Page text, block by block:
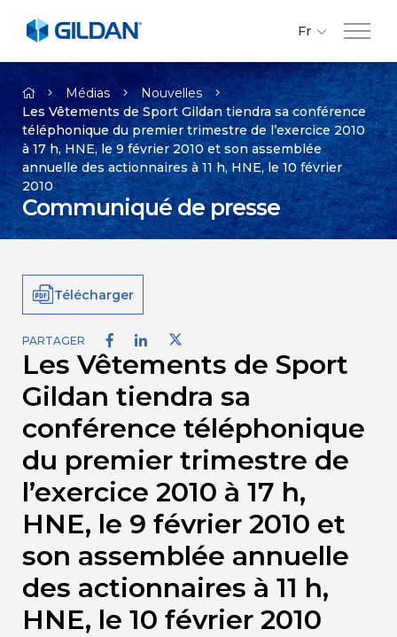
Compagnie
Marques
Investisseurs
Médias
Carrières
Contact
Page d’accueil de Gildan et
HanesBrands
Fr
En
Es
Médias
Nouvelles
Les Vêtements de Sport Gildan tiendra sa conférence
téléphonique du premier trimestre de l’exercice 2010
à 17 h, HNE, le 9 février 2010 et son assemblée
annuelle des actionnaires à 11 h, HNE, le 10 février
2010
Communiqué de presse
Télécharger
PARTAGER
Les Vêtements de Sport
Gildan tiendra sa
conférence téléphonique
du premier trimestre de
l’exercice 2010 à 17 h,
HNE, le 9 février 2010 et
son assemblée annuelle
des actionnaires à 11 h,
HNE, le 10 février 2010